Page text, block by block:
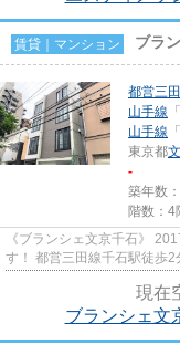
賃貸｜マンション ブラ
都営三
山手線 「
山手線 「
東京都
-
築年数
階数：4
《ブランシェ文京千石》
す！ 都営三田線千石駅徒歩
現在
ブランシェ文